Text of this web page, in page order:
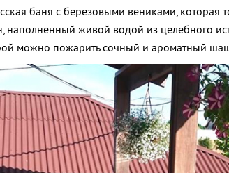
баня с березовыми вениками, которая
наполненный живой водой из целебного
можно пожарить сочный и ароматный